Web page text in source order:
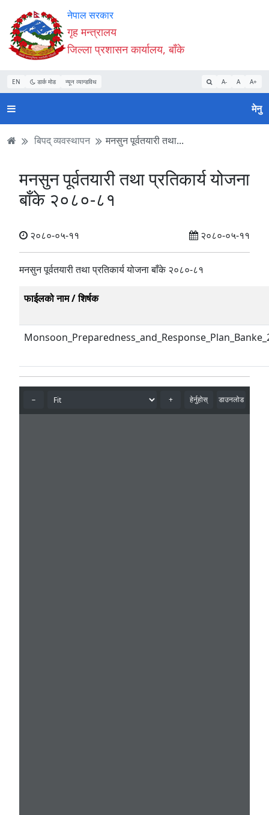
Accessibility
Mode
सुरु
गर्नुहोस्
सामाग्री
पढ्नुहाेस्
नेभिगेसन
पढ्नुहाेस्
वेबसाइट
खोजमा
जानुहोस्
नेपाल सरकार
गृह मन्त्रालय
जिल्ला प्रशासन कार्यालय, बाँके
EN डार्क मोड न्यून व्यान्डविथ A- A A+
मेनु
बिपद् व्यवस्थापन मनसुन पूर्वतयारी तथा...
मनसुन पूर्वतयारी तथा प्रतिकार्य योजना
बाँके २०८०-८१
२०८०-०५-११ २०८०-०५-११
मनसुन पूर्वतयारी तथा प्रतिकार्य योजना बाँके २०८०-८१
फाईलको नाम / शिर्षक